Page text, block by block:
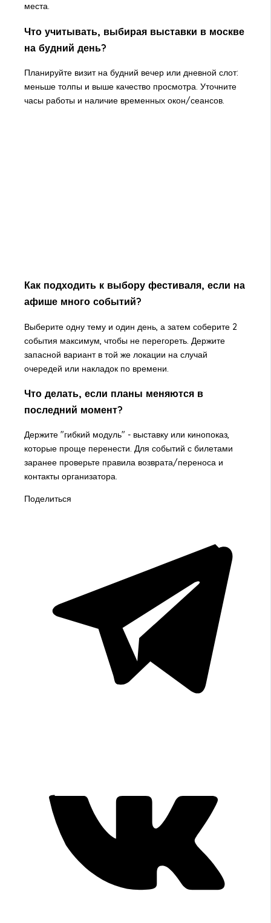
места.
Что учитывать, выбирая выставки в москве
на будний день?
Планируйте визит на будний вечер или дневной слот:
меньше толпы и выше качество просмотра. Уточните
часы работы и наличие временных окон/сеансов.
Как подходить к выбору фестиваля, если на
афише много событий?
Выберите одну тему и один день, а затем соберите 2
события максимум, чтобы не перегореть. Держите
запасной вариант в той же локации на случай
очередей или накладок по времени.
Что делать, если планы меняются в
последний момент?
Держите "гибкий модуль" - выставку или кинопоказ,
которые проще перенести. Для событий с билетами
заранее проверьте правила возврата/переноса и
контакты организатора.
Поделиться